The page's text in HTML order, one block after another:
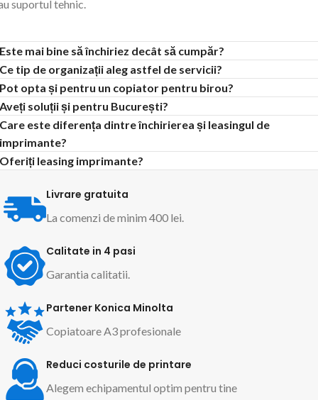
suportul tehnic.
Este mai bine să închiriez decât să cumpăr?
Ce tip de organizații aleg astfel de servicii?
Pot opta și pentru un copiator pentru birou?
Aveți soluții și pentru București?
Care este diferența dintre închirierea și leasingul de
imprimante?
Oferiți leasing imprimante?
Livrare gratuita
La comenzi de minim 400 lei.
Calitate in 4 pasi
Garantia calitatii.
Partener Konica Minolta
Copiatoare A3 profesionale
Reduci costurile de printare
Alegem echipamentul optim pentru tine